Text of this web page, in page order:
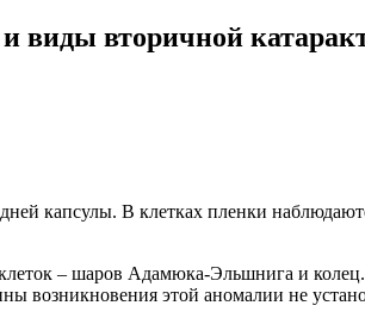
виды вторичной
капсулы. В клетках пленки
– шаров Адамюка-Эльшнига и
возникновения этой аномалии не